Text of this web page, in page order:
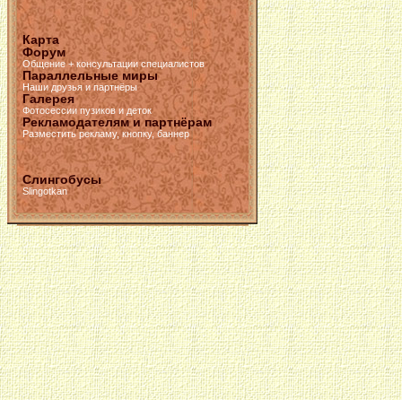
Карта
Форум
Общение + консультации специалистов
Параллельные миры
Наши друзья и партнёры
Галерея
Фотосессии пузиков и деток
Рекламодателям и партнёрам
Разместить рекламу, кнопку, баннер
Слингобусы
Slingotkan